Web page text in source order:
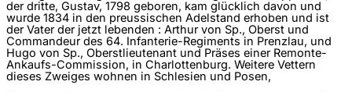
der dritte, Gustav, 1798 geboren, kam glücklich davon und
wurde 1834 in den preussischen Adel­stand erhoben und ist
der Vater der jetzt lebenden : Arthur von Sp., Oberst und
Commandeur des 64. Infanterie-Regiments in Prenzlau, und
Hugo von Sp., Oberst­lieutenant und Präses einer Remonte-
Ankaufs-Commission, in Charlottenburg. Weitere Vettern
dieses Zweiges wohnen in Schlesien und Posen,